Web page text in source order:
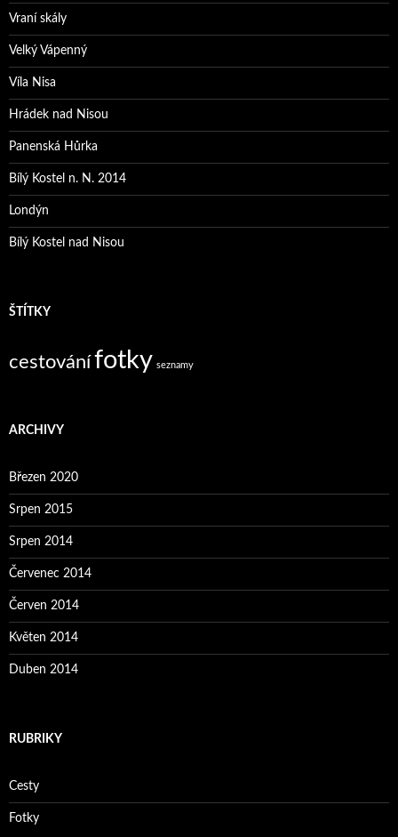
Vraní skály
Velký Vápenný
Víla Nisa
Hrádek nad Nisou
Panenská Hůrka
Bílý Kostel n. N. 2014
Londýn
Bílý Kostel nad Nisou
ŠTÍTKY
cestovánífotky seznamy
ARCHIVY
Březen 2020
Srpen 2015
Srpen 2014
Červenec 2014
Červen 2014
Květen 2014
Duben 2014
RUBRIKY
Cesty
Fotky